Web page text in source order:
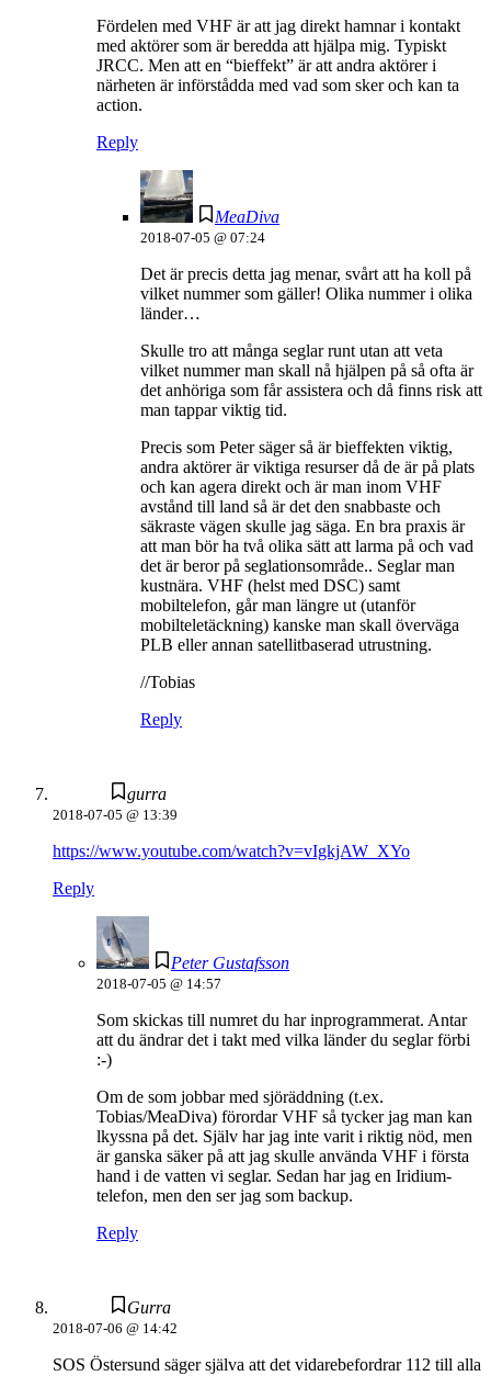
Fördelen med VHF är att jag direkt hamnar i kontakt
med aktörer som är beredda att hjälpa mig. Typiskt
JRCC. Men att en “bieffekt” är att andra aktörer i
närheten är införstådda med vad som sker och kan ta
action.
Reply
MeaDiva
2018-07-05 @ 07:24
Det är precis detta jag menar, svårt att ha koll på
vilket nummer som gäller! Olika nummer i olika
länder…
Skulle tro att många seglar runt utan att veta
vilket nummer man skall nå hjälpen på så ofta är
det anhöriga som får assistera och då finns risk att
man tappar viktig tid.
Precis som Peter säger så är bieffekten viktig,
andra aktörer är viktiga resurser då de är på plats
och kan agera direkt och är man inom VHF
avstånd till land så är det den snabbaste och
säkraste vägen skulle jag säga. En bra praxis är
att man bör ha två olika sätt att larma på och vad
det är beror på seglationsområde.. Seglar man
kustnära. VHF (helst med DSC) samt
mobiltelefon, går man längre ut (utanför
mobilteletäckning) kanske man skall överväga
PLB eller annan satellitbaserad utrustning.
//Tobias
Reply
gurra
2018-07-05 @ 13:39
https://www.youtube.com/watch?v=vIgkjAW_XYo
Reply
Peter Gustafsson
2018-07-05 @ 14:57
Som skickas till numret du har inprogrammerat. Antar
att du ändrar det i takt med vilka länder du seglar förbi
:-)
Om de som jobbar med sjöräddning (t.ex.
Tobias/MeaDiva) förordar VHF så tycker jag man kan
lkyssna på det. Själv har jag inte varit i riktig nöd, men
är ganska säker på att jag skulle använda VHF i första
hand i de vatten vi seglar. Sedan har jag en Iridium-
telefon, men den ser jag som backup.
Reply
Gurra
2018-07-06 @ 14:42
SOS Östersund säger själva att det vidarebefordrar 112 till alla